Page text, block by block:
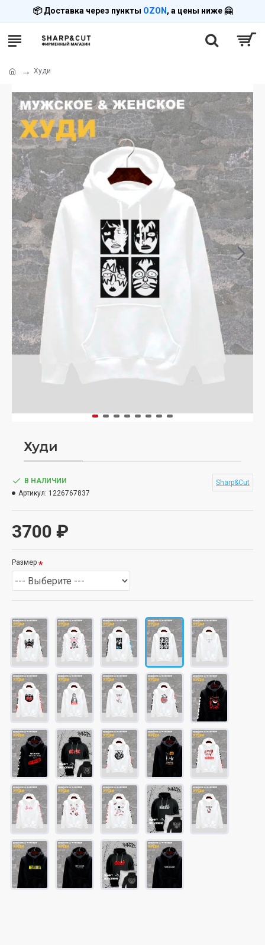
📦 Доставка через пункты OZON , а цены ниже 🤗
Худи
Худи
3700 ₽
В НАЛИЧИИ
Артикул: 1226767837
Sharp&Cut
Размер